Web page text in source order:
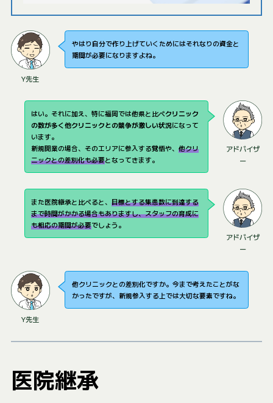
Y先生
やはり自分で作り上げていくためにはそれなりの資金と
期間が必要になりますよね。
アドバイザ
ー
はい。それに加え、特に福岡では他県と比べクリニック
の数が多く他クリニックとの競争が激しい状況になって
います。
新規開業の場合、そのエリアに参入する覚悟や、他クリ
ニックとの差別化も必要となってきます。
アドバイザ
ー
また医院継承と比べると、目標とする集患数に到達する
まで時間がかかる場合もありますし、スタッフの育成に
も相応の期間が必要でしょう。
Y先生
他クリニックとの差別化ですか。今まで考えたことがな
かったですが、新規参入する上では大切な要素ですね。
医院継承